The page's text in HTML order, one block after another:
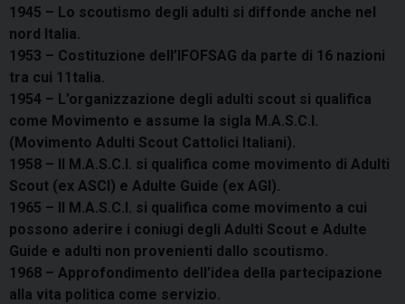
1945 – Lo scoutismo degli adulti si diffonde anche nel
nord Italia.
1953 – Costituzione dell’IFOFSAG da parte di 16 nazioni
tra cui 11talia.
1954 – L’organizzazione degli adulti scout si qualifica
come Movimento e assume la sigla M.A.S.C.I.
(Movimento Adulti Scout Cattolici Italiani).
1958 – Il M.A.S.C.I. si qualifica come movimento di Adulti
Scout (ex ASCI) e Adulte Guide (ex AGI).
1965 – Il M.A.S.C.I. si qualifica come movimento a cui
possono aderire i coniugi degli Adulti Scout e Adulte
Guide e adulti non provenienti dallo scoutismo.
1968 – Approfondimento dell’idea della partecipazione
alla vita politica come servizio.